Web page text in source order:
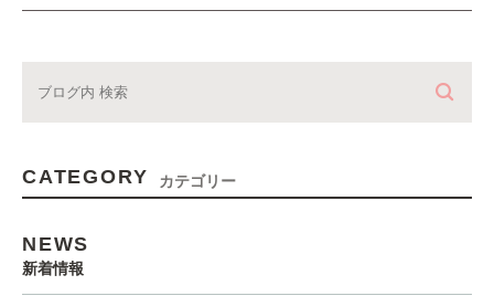
CATEGORY カテゴリー
NEWS
新着情報